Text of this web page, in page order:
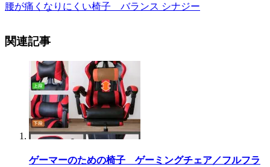
腰が痛くなりにくい椅子 バランス シナジー
関連記事
ゲーマーのための椅子 ゲーミングチェア／フルフラ